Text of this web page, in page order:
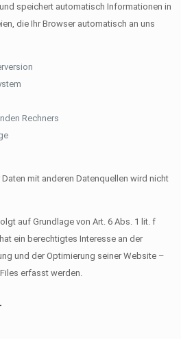
speichert automatisch Informationen in
die Ihr Browser automatisch an uns
Rechners
mit anderen Datenquellen wird nicht
auf Grundlage von Art. 6 Abs. 1 lit. f
ein berechtigtes Interesse an der
und der Optimierung seiner Website –
erfasst werden.